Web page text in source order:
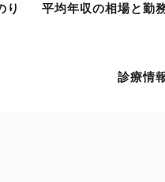
り 平均年収の相場と勤
診療情